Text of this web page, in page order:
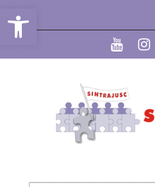
Abrir a barra de ferramentas